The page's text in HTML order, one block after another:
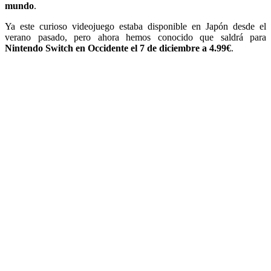
mundo.
Ya este curioso videojuego estaba disponible en Japón desde el
verano pasado, pero ahora hemos conocido que saldrá para
Nintendo Switch en Occidente el 7 de diciembre a 4.99€.